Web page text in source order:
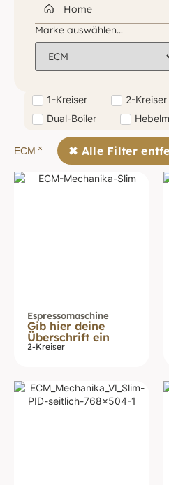
Home
Marke auswählen…
1-Kreiser 2-Kreiser
Dual-Boiler
ECM × ✖ Alle Filter
Espressomaschine
Gib hier deine
Überschrift ein
2-Kreiser